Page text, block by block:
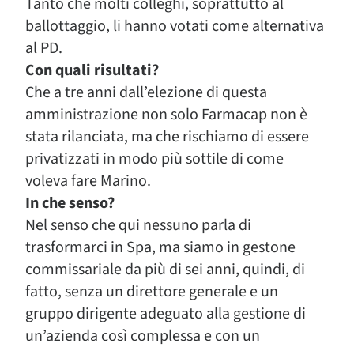
ballottaggio, li hanno votati come alternativa
al PD.
Con quali risultati?
Che a tre anni dall’elezione di questa
amministrazione non solo Farmacap non è
stata rilanciata, ma che rischiamo di essere
privatizzati in modo più sottile di come
voleva fare Marino.
In che senso?
Nel senso che qui nessuno parla di
trasformarci in Spa, ma siamo in gestone
commissariale da più di sei anni, quindi, di
fatto, senza un direttore generale e un
gruppo dirigente adeguato alla gestione di
un’azienda così complessa e con un